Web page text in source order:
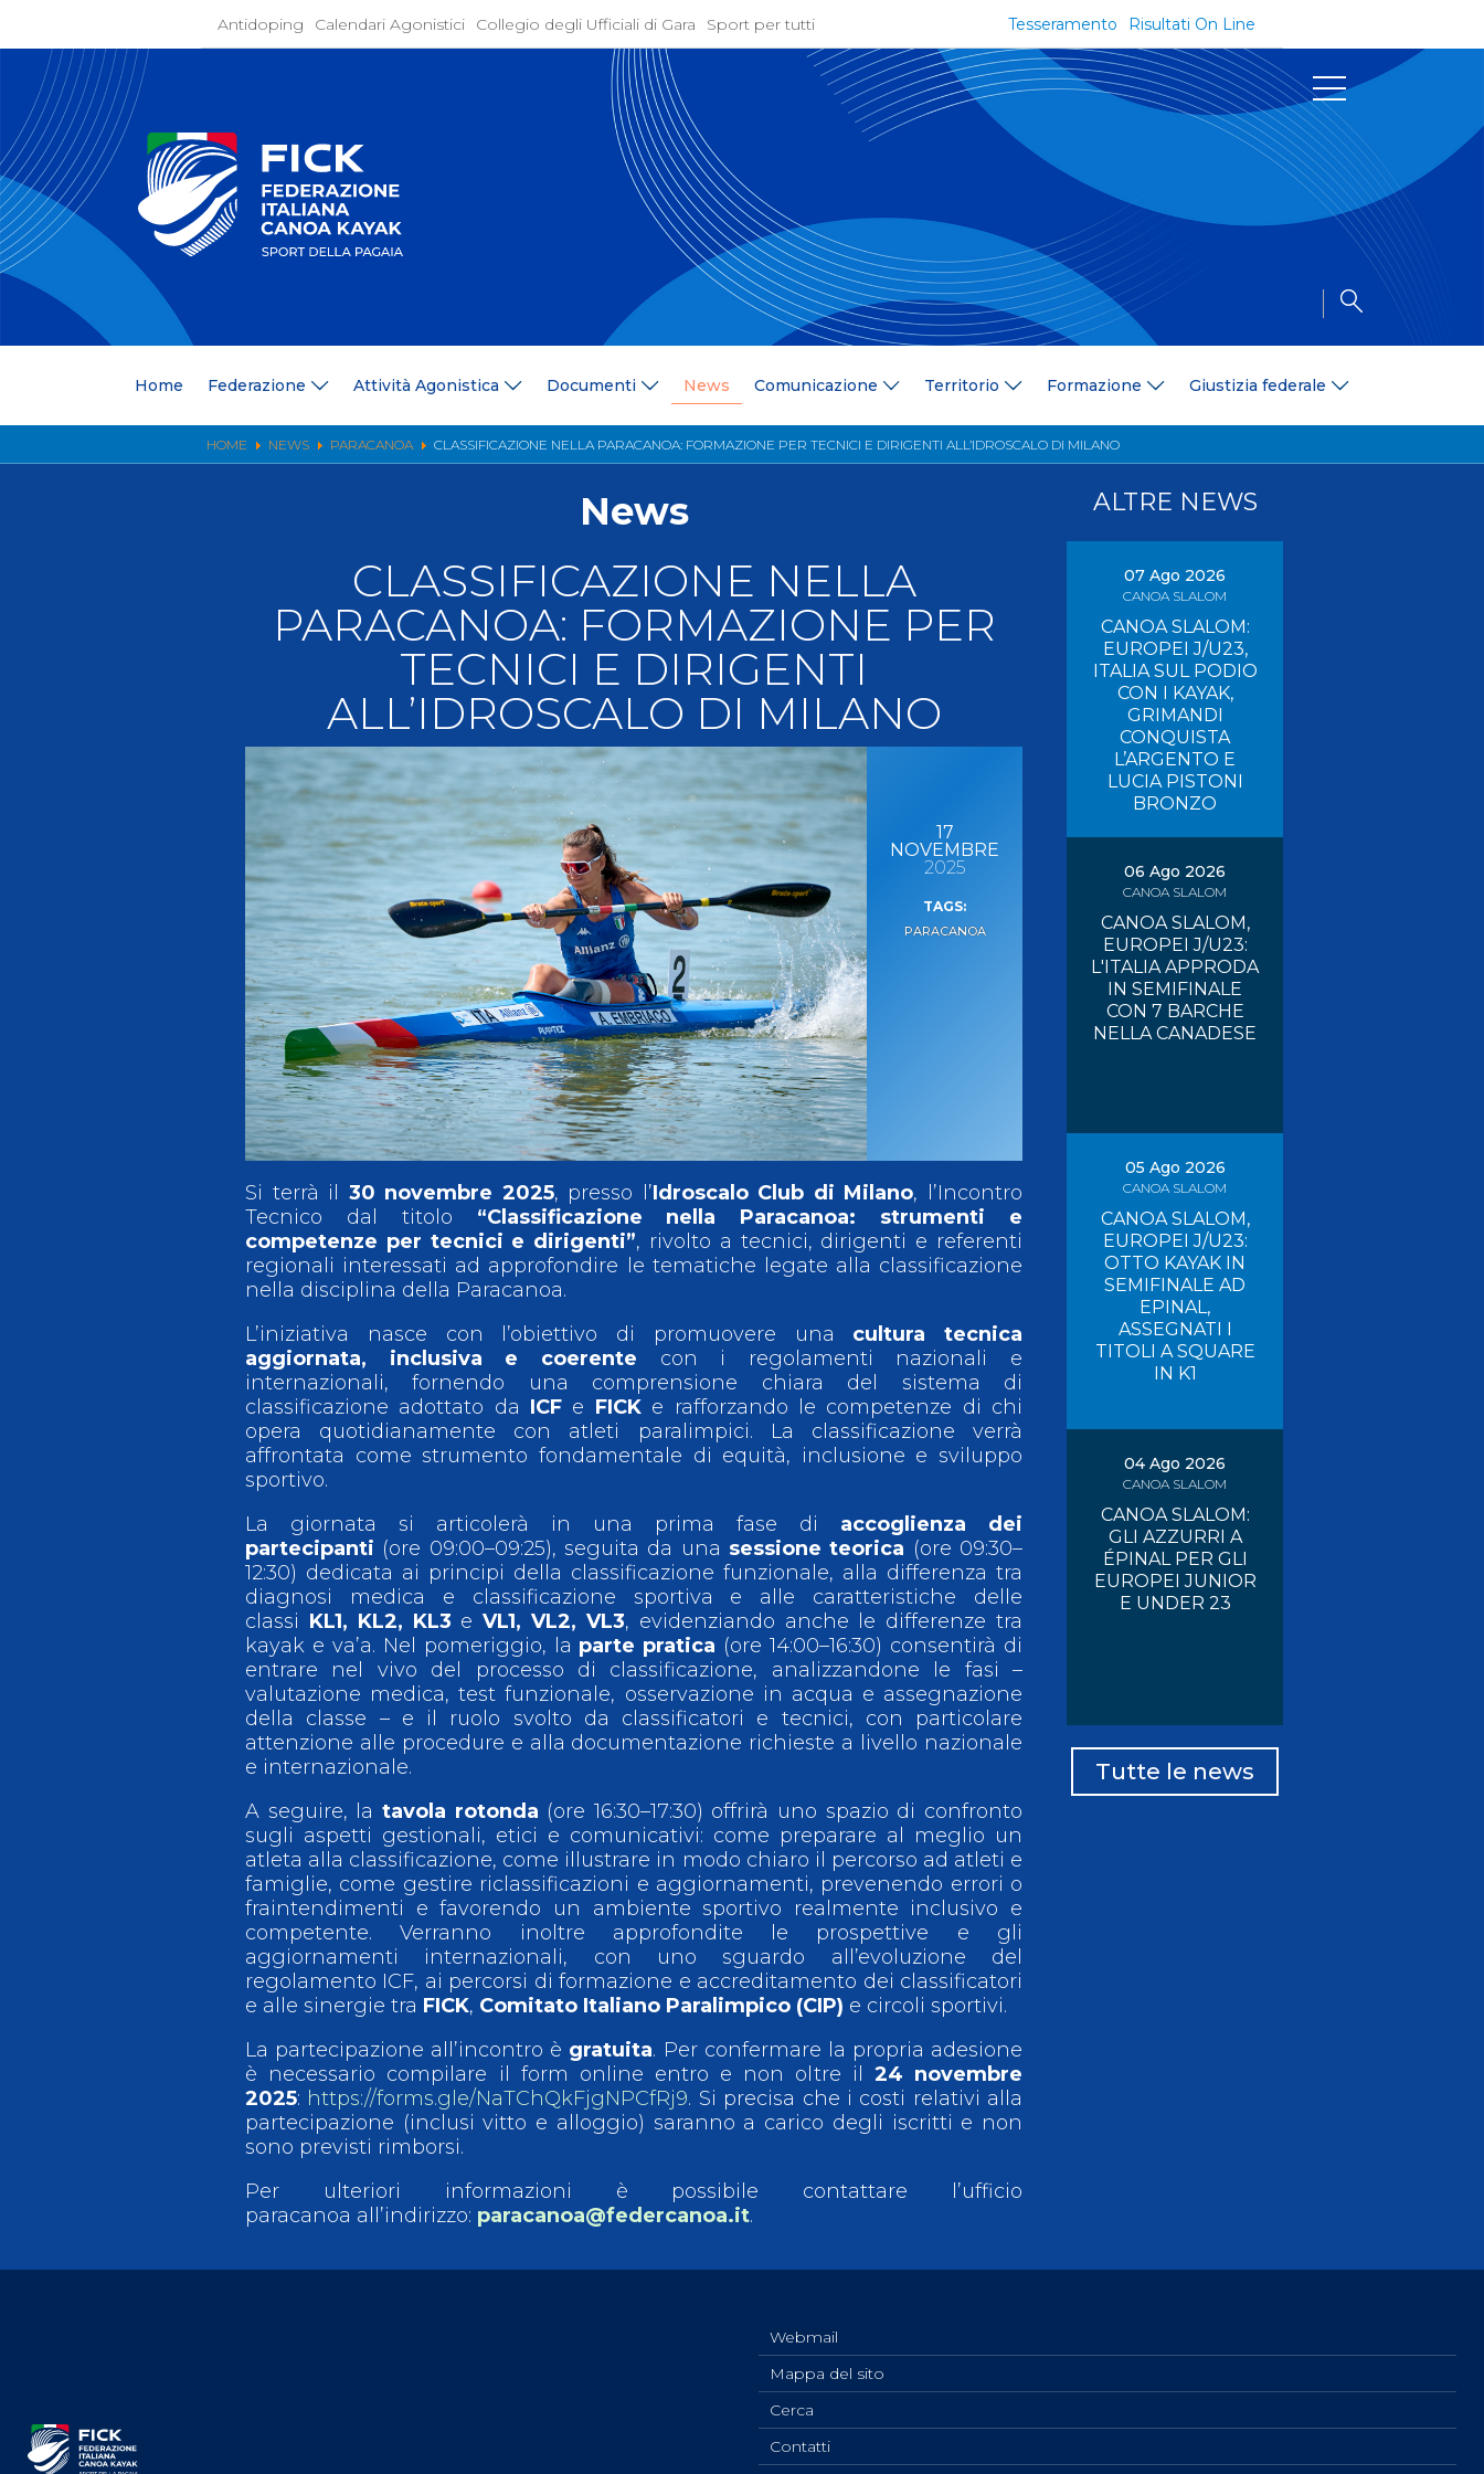
Antidoping Calendari Agonistici Collegio degli Ufficiali di Gara Sport per tutti Risultati On Line
Tesseramento
Home Federazione Attività Agonistica Documenti News Comunicazione Territorio Formazione Giustizia federale
HOME NEWS PARACANOA CLASSIFICAZIONE NELLA PARACANOA: FORMAZIONE PER TECNICI E DIRIGENTI ALL’IDROSCALO DI MILANO
Home
Whistleblowing
Attività Agonistica
Convocazioni
Documentazione Tecnica
Risultati On Line
Classifiche
FICK Coach
Dual Career
Documenti
Regolamenti e Codici
Delibere
Amministrazione Trasparente
News Comunicazione
Ufficio Stampa
Territorio
Comitati/Delegati Regionali
Formazione
Pagaia Azzurra
Nuova Canoa Ricerca
Canoa Kayak on-line
Convegni e Documenti
Albo Tecnici
Contatti e organigramma
Invito Pubblico Organi di Giustizia
Giudice Sportivo Nazionale
Antidoping Calendari Agonistici Collegio degli Ufficiali di Gara Sport per tutti Risultati On Line Tesseramento
Mappa del sito Cerca Contatti Photogallery Videogallery Whistleblowing
Privacy Policy
Cookie policy
News
CLASSIFICAZIONE NELLA
PARACANOA: FORMAZIONE PER
TECNICI E DIRIGENTI
ALL’IDROSCALO DI MILANO
17
NOVEMBRE
2025
PARACANOA
Si terrà il 30 novembre 2025, presso l’Idroscalo Club di Milano, l’Incontro
Tecnico dal titolo “Classificazione nella Paracanoa: strumenti e
competenze per tecnici e dirigenti”, rivolto a tecnici, dirigenti e referenti
regionali interessati ad approfondire le tematiche legate alla classificazione
nella disciplina della Paracanoa.
L’iniziativa nasce con l’obiettivo di promuovere una cultura tecnica
aggiornata, inclusiva e coerente con i regolamenti nazionali e
internazionali, fornendo una comprensione chiara del sistema di
classificazione adottato da ICF e FICKe rafforzando le competenze di chi
opera quotidianamente con atleti paralimpici. La classificazione verrà
affrontata come strumento fondamentale di equità, inclusione e sviluppo
sportivo.
La giornata si articolerà in una prima fase di accoglienza dei
partecipanti (ore 09:00–09:25), seguita da una sessione teorica (ore 09:30–
12:30) dedicata ai principi della classificazione funzionale, alla differenza tra
diagnosi medica e classificazione sportiva e alle caratteristiche delle
classi KL1, KL2, KL3 eVL1, VL2, VL3, evidenziando anche le differenze tra
kayak e va’a. Nel pomeriggio, la parte pratica (ore 14:00–16:30) consentirà di
entrare nel vivo del processo di classificazione, analizzandone le fasi –
valutazione medica, test funzionale, osservazione in acqua e assegnazione
della classe – e il ruolo svolto da classificatori e tecnici, con particolare
attenzione alle procedure e alla documentazione richieste a livello nazionale
e internazionale.
A seguire, la tavola rotonda (ore 16:30–17:30) offrirà uno spazio di confronto
sugli aspetti gestionali, etici e comunicativi: come preparare al meglio un
atleta alla classificazione, come illustrare in modo chiaro il percorso ad atleti e
famiglie, come gestire riclassificazioni e aggiornamenti, prevenendo errori o
fraintendimenti e favorendo un ambiente sportivo realmente inclusivo e
competente. Verranno inoltre approfondite le prospettive e gli
aggiornamenti internazionali, con uno sguardo all’evoluzione del
regolamento ICF, ai percorsi di formazione e accreditamento dei classificatori
e alle sinergie tra FICK, Comitato Italiano Paralimpico (CIP) e circoli sportivi.
La partecipazione all’incontro è gratuita. Per confermare la propria adesione
è necessario compilare il form online entro e non oltre il 24 novembre
2025: https://forms.gle/NaTChQkFjgNPCfRj9. Si precisa che i costi relativi alla
partecipazione (inclusi vitto e alloggio) saranno a carico degli iscritti e non
sono previsti rimborsi.
Per ulteriori informazioni è possibile contattare l’ufficio
paracanoa all’indirizzo: paracanoa@federcanoa.it.
ALTRE NEWS
07 Ago 2026
CANOA SLALOM
CANOA SLALOM:
EUROPEI J/U23,
ITALIA SUL PODIO
CON I KAYAK,
GRIMANDI
CONQUISTA
L’ARGENTO E
LUCIA PISTONI
BRONZO
06 Ago 2026
CANOA SLALOM
CANOA SLALOM,
EUROPEI J/U23:
L'ITALIA APPRODA
IN SEMIFINALE
CON 7 BARCHE
NELLA CANADESE
05 Ago 2026
CANOA SLALOM
CANOA SLALOM,
EUROPEI J/U23:
OTTO KAYAK IN
SEMIFINALE AD
EPINAL,
ASSEGNATI I
TITOLI A SQUARE
IN K1
04 Ago 2026
CANOA SLALOM
CANOA SLALOM:
GLI AZZURRI A
ÉPINAL PER GLI
EUROPEI JUNIOR
E UNDER 23
Tutte le news
Webmail
Mappa del sito
Cerca
Contatti